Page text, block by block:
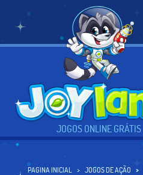
JOGOS ONLINE GRÁTIS
PAGINA INICIAL JOGOS DE AÇÃO